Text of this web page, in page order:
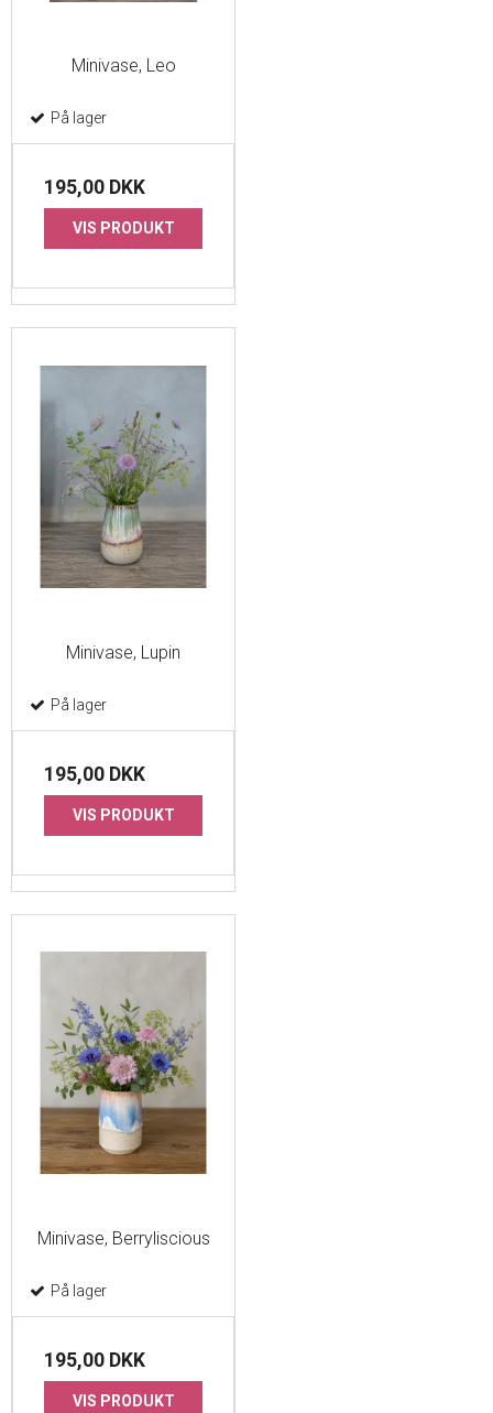
Minivase, Leo
På lager
195,00 DKK
VIS PRODUKT
Minivase, Lupin
På lager
195,00 DKK
VIS PRODUKT
Minivase, Berryliscious
På lager
195,00 DKK
VIS PRODUKT